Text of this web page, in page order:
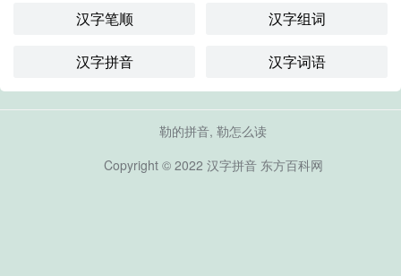
汉字笔顺 汉字组词
汉字拼音 汉字词语
勒的拼音, 勒怎么读
Copyright © 2022 汉字拼音东方百科网